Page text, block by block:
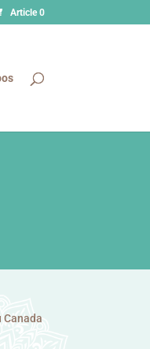
Article 0
Canada